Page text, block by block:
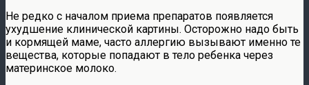
Не редко с началом приема препаратов появляется
ухудшение клинической картины. Осторожно надо быть
и кормящей маме, часто аллергию вызывают именно те
вещества, которые попадают в тело ребенка через
материнское молоко.